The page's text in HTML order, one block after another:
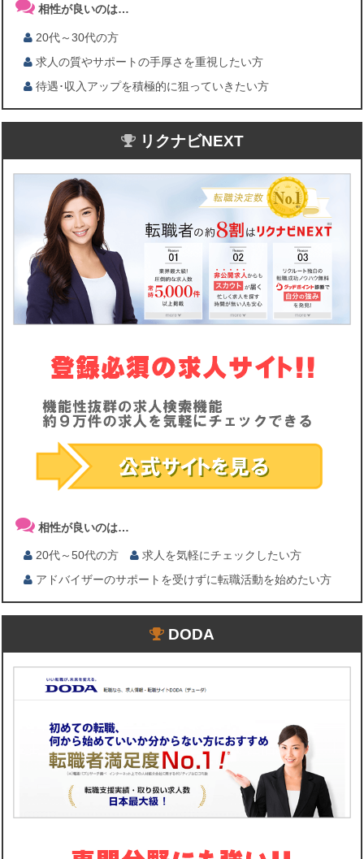
相性が良いのは…
20代～30代の方
求人の質やサポートの手厚さを重視したい方
待遇･収入アップを積極的に狙っていきたい方
リクナビNEXT
相性が良いのは…
20代～50代の方
求人を気軽にチェックしたい方
アドバイザーのサポートを受けずに転職活動を始めたい方
DODA